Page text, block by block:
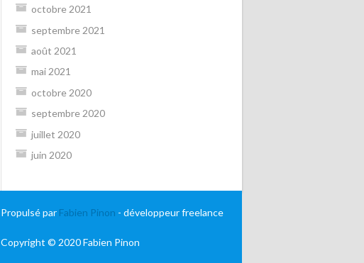
octobre 2021
septembre 2021
août 2021
mai 2021
octobre 2020
septembre 2020
juillet 2020
juin 2020
Propulsé par Fabien Pinon - développeur freelance
Copyright © 2020 Fabien Pinon